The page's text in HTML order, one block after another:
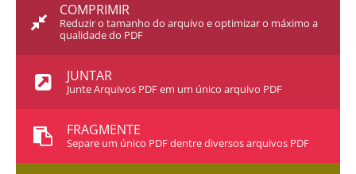
COMPRIMIR
Reduzir o tamanho do arquivo e optimizar o máximo a
qualidade do PDF
JUNTAR
Junte Arquivos PDF em um único arquivo PDF
FRAGMENTE
Separe um único PDF dentre diversos arquivos PDF